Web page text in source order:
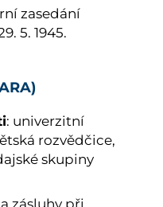
zasedání
5. 1945.
: univerzitní
rozvědčice,
skupiny
zásluhy při